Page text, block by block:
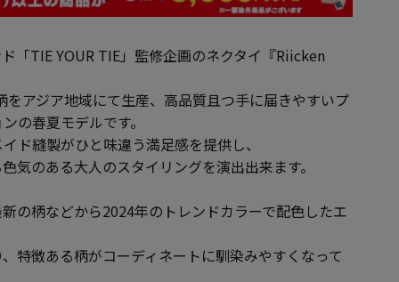
「TIE YOUR TIE」監修企画のネクタイ『Riicken
をアジア地域にて生産、高品質且つ手に届きやすいプ
の春夏モデルです。
ド縫製がひと味違う満足感を提供し、
気のある大人のスタイリングを演出出来ます。
の柄などから2024年のトレンドカラーで配色したエ
特徴ある柄がコーディネートに馴染みやすくなって